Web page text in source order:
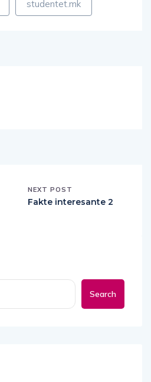
studentet.mk
NEXT POST
Fakte interesante 2
Search